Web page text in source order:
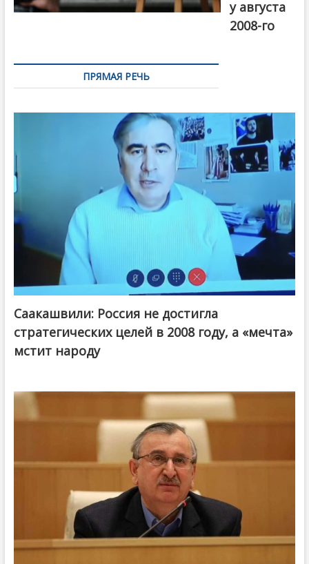
у августа
2008-го
ПРЯМАЯ РЕЧЬ
Саакашвили: Россия не достигла
стратегических целей в 2008 году, а «мечта»
мстит народу